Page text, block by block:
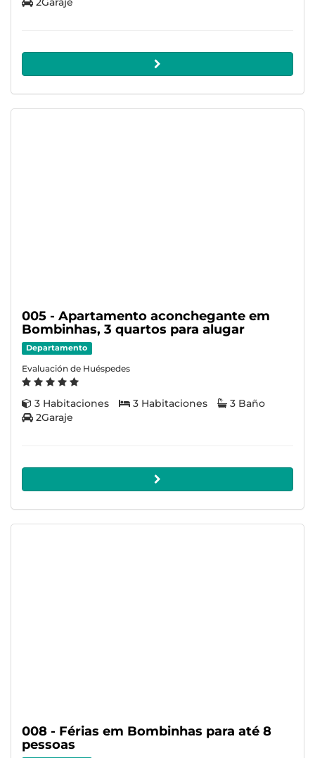
005 - Apartamento aconchegante em
Bombinhas, 3 quartos para alugar
Departamento
Evaluación de Huéspedes
3 Habitaciones 3 Habitaciones
3 Baño
2Garaje
008 - Férias em Bombinhas para até 8
pessoas